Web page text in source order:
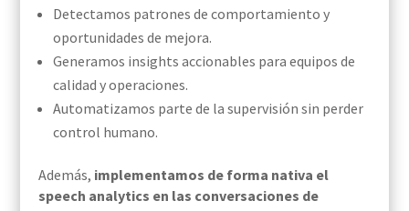
Detectamos patrones de comportamiento y
oportunidades de mejora.
Generamos insights accionables para equipos de
calidad y operaciones.
Automatizamos parte de la supervisión sin perder
control humano.
Además, implementamos de forma nativa el
speech analytics en las conversaciones de